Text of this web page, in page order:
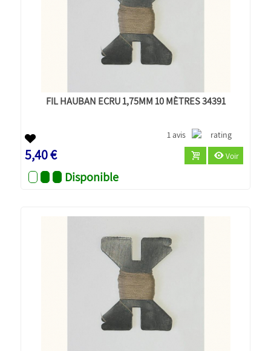
FIL HAUBAN ECRU 1,75MM 10 MÈTRES 34391
1 avis
5,40 € Voir
Disponible